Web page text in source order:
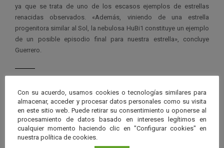
ya que se trata de uno de los escasos ejemplos de estrellas
renacidas observados. «Además, viniendo de una estrella
progenitora similar al Sol, la nebulosa HuBi1 constituye un ejemplo
de un posible episodio final para nuestra estrella», concluye
Guerrero.
Noticias relacionadas Ver más
Con su acuerdo, usamos cookies o tecnologías similares para
almacenar, acceder y procesar datos personales como su visita
en este sitio web. Puede retirar su consentimiento u oponerse al
procesamiento de datos basado en intereses legítimos en
cualquier momento haciendo clic en "Configurar cookies" en
nuestra política de cookies.